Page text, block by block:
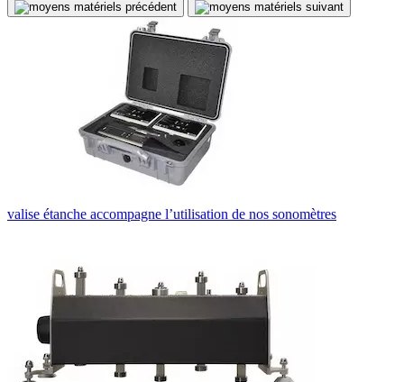
valise étanche accompagne l’utilisation de nos sonomètres